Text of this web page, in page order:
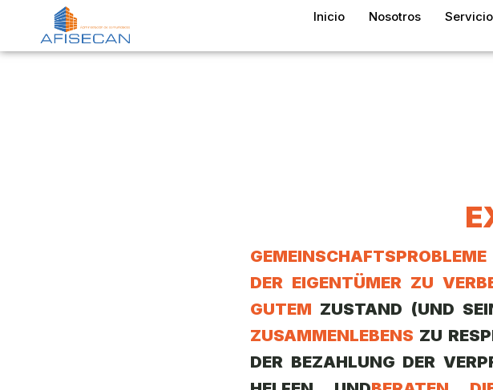
Inicio Nosotros
GEMEINSCHAFTSPROBLEME
DER EIGENTÜMER ZU
GUTEM ZUSTAND (UND
ZUSAMMENLEBENS ZU
DER BEZAHLUNG DER